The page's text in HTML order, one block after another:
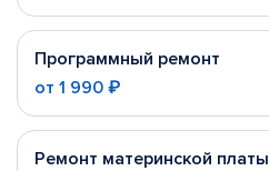
Программный ремонт
от 1 990 ₽
Ремонт материнской платы